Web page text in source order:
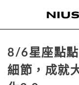
8/6星座點
細節，成就